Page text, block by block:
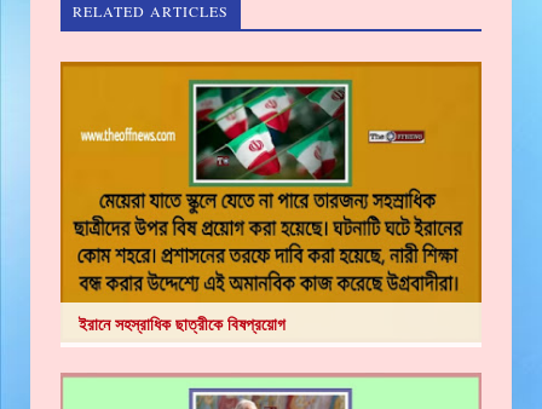
RELATED ARTICLES
ইরানে সহস্রাধিক ছাত্রীকে বিষপ্রয়োগ